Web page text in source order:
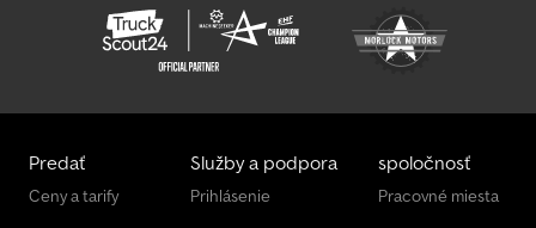
Predať
Ceny a tarify
Služby a podpora
Prihlásenie
spoločnosť
Pracovné miesta